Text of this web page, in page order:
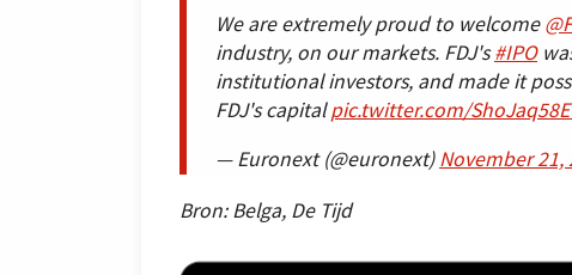
We are extremely proud to welcome
industry, on our markets. FDJ's#IPO
institutional investors, and made it
FDJ's capitalpic.twitter.com/
— Euronext (@euronext)November 21,
Bron: Belga, De Tijd